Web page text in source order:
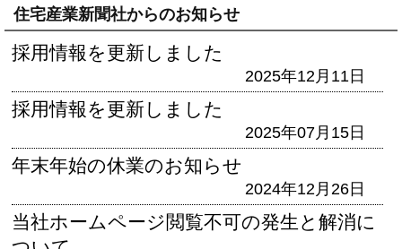
住宅産業新聞社からのお知らせ
採用情報を更新しました
2025年12月11日
採用情報を更新しました
2025年07月15日
年末年始の休業のお知らせ
2024年12月26日
当社ホームページ閲覧不可の発生と解消に